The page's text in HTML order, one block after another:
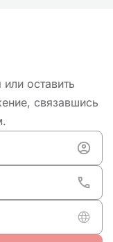
оставить
связавшись